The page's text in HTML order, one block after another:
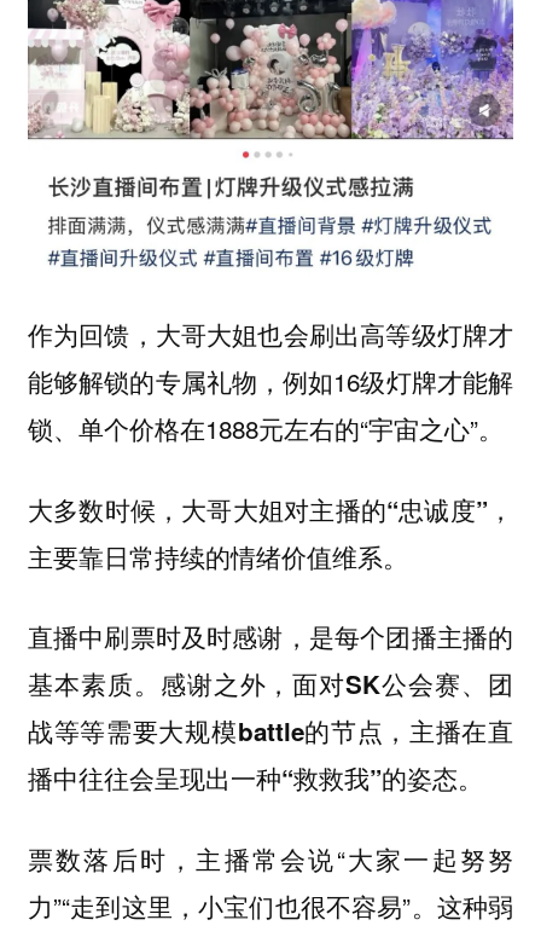
作为回馈，大哥大姐也会刷出高等级灯牌才
能够解锁的专属礼物，例如16级灯牌才能解
锁、单个价格在1888元左右的“宇宙之心”。
大多数时候，大哥大姐对主播的“忠诚度”，
主要靠日常持续的情绪价值维系。
直播中刷票时及时感谢，是每个团播主播的
基本素质。感谢之外，面对SK公会赛、团
战等等需要大规模battle的节点，主播在直
播中往往会呈现出一种“救救我”的姿态。
票数落后时，主播常会说“大家一起努努
力”“走到这里，小宝们也很不容易”。这种弱